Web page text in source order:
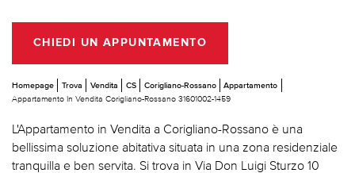
CHIEDI UN APPUNTAMENTO
Homepage Trova Vendita CS Corigliano-Rossano
Appartamento
Appartamento In Vendita Corigliano-Rossano 31601002-1459
L'Appartamento in Vendita a Corigliano-Rossano è una
bellissima soluzione abitativa situata in una zona residenziale
tranquilla e ben servita. Si trova in Via Don Luigi Sturzo 10